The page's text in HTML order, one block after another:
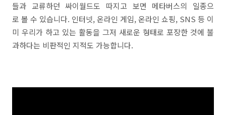
들과 교류하던 싸이월드도 따지고 보면 메타버스의 일종으
로 볼 수 있습니다. 인터넷, 온라인 게임, 온라인 쇼핑, SNS 등 이
미 우리가 하고 있는 활동을 그저 새로운 형태로 포장한 것에 불
과하다는 비판적인 지적도 가능합니다.